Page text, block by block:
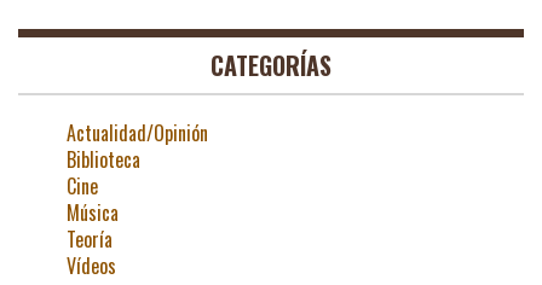
CATEGORÍAS
Actualidad/Opinión
Biblioteca
Cine
Música
Teoría
Vídeos